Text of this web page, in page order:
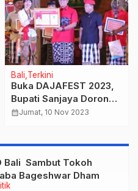
Bali Terkini
Buka DAJAFEST 2023,
Bupati Sanjaya Dorong
Kreasi Inovatif Agar
calendar_monthJumat, 10 Nov 2023
Bali Sambut Tokoh
Bageshwar Dham